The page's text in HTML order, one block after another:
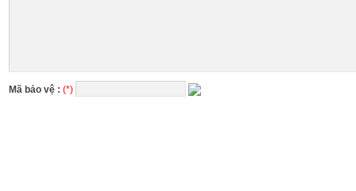
Mã bảo vệ : (*)